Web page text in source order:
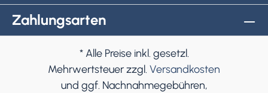
Zahlungsarten
* Alle Preise inkl. gesetzl.
Mehrwertsteuer zzgl. Versandkosten
und ggf. Nachnahmegebühren,